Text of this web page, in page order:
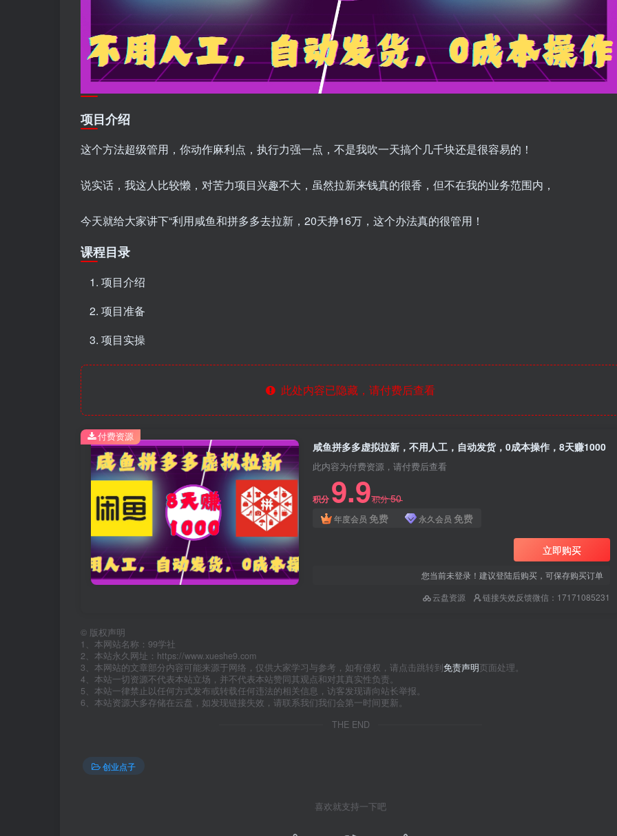
项目介绍
这个方法超级管用，你动作麻利点，执行力强一点，不是我吹一天搞个几千块还是很容易的！
说实话，我这人比较懒，对苦力项目兴趣不大，虽然拉新来钱真的很香，但不在我的业务范围内，
今天就给大家讲下“利用咸鱼和拼多多去拉新，20天挣16万，这个办法真的很管用！
课程目录
项目介绍
项目准备
项目实操
此处内容已隐藏，请付费后查看
咸鱼拼多多虚拟拉新，不用人工，自动发货，0成本操作，8天赚1000
此内容为付费资源，请付费后查看
积分 9.9积分50
年度会员 免费 永久会员 免费
立即购买
您当前未登录！建议登陆后购买，可保存购买订单
云盘资源
链接失效反馈微信：17171085231
付费资源
© 版权声明
1、本网站名称：99学社
2、本站永久网址：https://www.xueshe9.com
3、本网站的文章部分内容可能来源于网络，仅供大家学习与参考，如有侵权，请点击跳转到免责声明页面处理。
4、本站一切资源不代表本站立场，并不代表本站赞同其观点和对其真实性负责。
5、本站一律禁止以任何方式发布或转载任何违法的相关信息，访客发现请向站长举报。
6、本站资源大多存储在云盘，如发现链接失效，请联系我们我们会第一时间更新。
THE END
创业点子
喜欢就支持一下吧